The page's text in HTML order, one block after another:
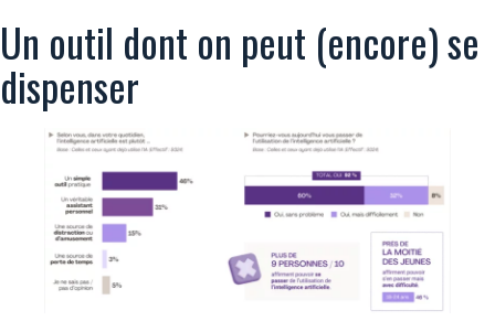
Un outil dont on peut (encore) se
dispenser